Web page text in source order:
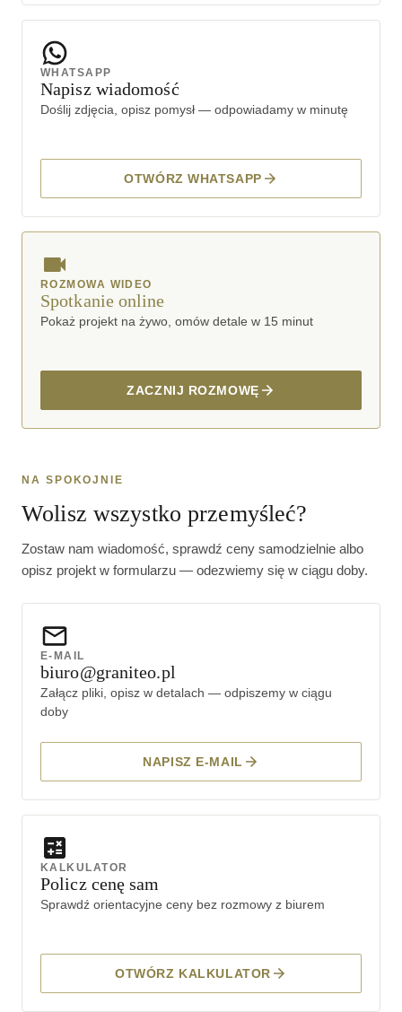
WHATSAPP
Napisz wiadomość
Doślij zdjęcia, opisz pomysł — odpowiadamy w minutę
OTWÓRZ WHATSAPP
ROZMOWA WIDEO
Spotkanie online
Pokaż projekt na żywo, omów detale w 15 minut
ZACZNIJ ROZMOWĘ
NA SPOKOJNIE
Wolisz wszystko przemyśleć?
Zostaw nam wiadomość, sprawdź ceny samodzielnie albo
opisz projekt w formularzu — odezwiemy się w ciągu doby.
E-MAIL
biuro@graniteo.pl
Załącz pliki, opisz w detalach — odpiszemy w ciągu
doby
NAPISZ E-MAIL
KALKULATOR
Policz cenę sam
Sprawdź orientacyjne ceny bez rozmowy z biurem
OTWÓRZ KALKULATOR